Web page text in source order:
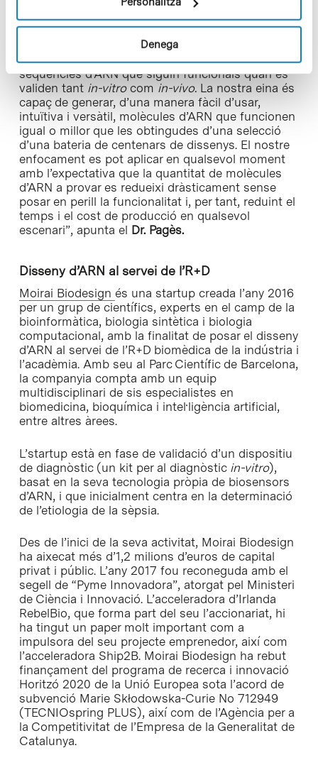
Denega
“Hem demostrat que MoiRNAiFold supera a
qualsevol programari anterior per dissenyar
seqüències d’ARN que siguin funcionals quan es
validen tant in-vitro com in-vivo.La nostra eina és
capaç de generar, d’una manera fàcil d’usar,
intuïtiva i versàtil, molècules d’ARN que funcionen
igual o millor que les obtingudes d’una selecció
d’una bateria de centenars de dissenys. El nostre
enfocament es pot aplicar en qualsevol moment
amb l’expectativa que la quantitat de molècules
d’ARN a provar es redueixi dràsticament sense
posar en perill la funcionalitat i, per tant, reduint el
temps i el cost de producció en qualsevol
escenari”, apunta el Dr. Pagès.
Disseny d’ARN al servei de l’R+D
Moirai Biodesign és una startup creada l’any 2016
per un grup de científics, experts en el camp de la
bioinformàtica, biologia sintètica i biologia
computacional, amb la finalitat de posar el disseny
d’ARN al servei de l’R+D biomèdica de la indústria i
l’acadèmia. Amb seu al Parc Científic de Barcelona,
la companyia compta amb un equip
multidisciplinari de sis especialistes en
biomedicina, bioquímica i intel·ligència artificial,
entre altres àrees.
L’startup està en fase de validació d’un dispositiu
de diagnòstic (un kit per al diagnòstic in-vitro),
basat en la seva tecnologia pròpia de biosensors
d’ARN, i que inicialment centra en la determinació
de l’etiologia de la sèpsia.
Des de l’inici de la seva activitat, Moirai Biodesign
ha aixecat més d’1,2 milions d’euros de capital
privat i públic. L’any 2017 fou reconeguda amb el
segell de “Pyme Innovadora”, atorgat pel Ministeri
de Ciència i Innovació. L’acceleradora d’Irlanda
RebelBio, que forma part del seu l’accionariat, hi
ha tingut un paper molt important com a
impulsora del seu projecte emprenedor, així com
l’acceleradora Ship2B. Moirai Biodesign ha rebut
finançament del programa de recerca i innovació
Horitzó 2020 de la Unió Europea sota l’acord de
subvenció Marie Skłodowska-Curie No 712949
(TECNIOspring PLUS), així com de l’Agència per a
la Competitivitat de l’Empresa de la Generalitat de
Catalunya.